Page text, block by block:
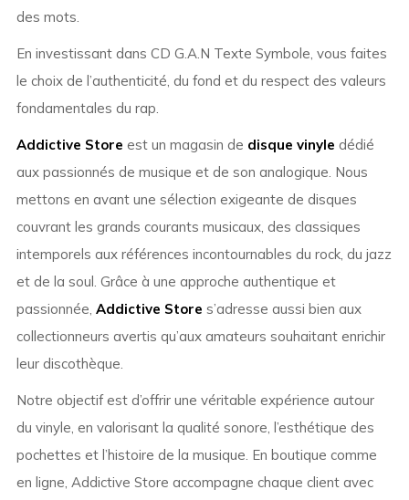
des mots.
En investissant dans CD G.A.N Texte Symbole, vous faites
le choix de l’authenticité, du fond et du respect des valeurs
fondamentales du rap.
Addictive Store est un magasin de disque vinyle dédié
aux passionnés de musique et de son analogique. Nous
mettons en avant une sélection exigeante de disques
couvrant les grands courants musicaux, des classiques
intemporels aux références incontournables du rock, du jazz
et de la soul. Grâce à une approche authentique et
passionnée, Addictive Store s’adresse aussi bien aux
collectionneurs avertis qu’aux amateurs souhaitant enrichir
leur discothèque.
Notre objectif est d’offrir une véritable expérience autour
du vinyle, en valorisant la qualité sonore, l’esthétique des
pochettes et l’histoire de la musique. En boutique comme
en ligne, Addictive Store accompagne chaque client avec